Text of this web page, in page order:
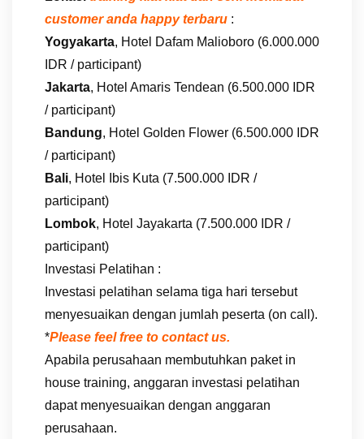
customer anda happy terbaru :
Yogyakarta, Hotel Dafam Malioboro (6.000.000
IDR / participant)
Jakarta, Hotel Amaris Tendean (6.500.000 IDR
/ participant)
Bandung, Hotel Golden Flower (6.500.000 IDR
/ participant)
Bali, Hotel Ibis Kuta (7.500.000 IDR /
participant)
Lombok, Hotel Jayakarta (7.500.000 IDR /
participant)
Investasi Pelatihan :
Investasi pelatihan selama tiga hari tersebut
menyesuaikan dengan jumlah peserta (on call).
*Please feel free to contact us.
Apabila perusahaan membutuhkan paket in
house training, anggaran investasi pelatihan
dapat menyesuaikan dengan anggaran
perusahaan.